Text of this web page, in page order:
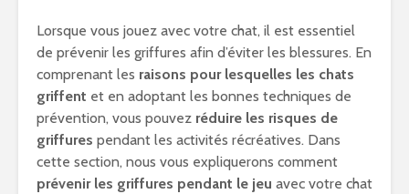
Lorsque vous jouez avec votre chat, il est essentiel
de prévenir les griffures afin d’éviter les blessures. En
comprenant les raisons pour lesquelles les chats
griffent et en adoptant les bonnes techniques de
prévention, vous pouvez réduire les risques de
griffures pendant les activités récréatives. Dans
cette section, nous vous expliquerons comment
prévenir les griffures pendant le jeu avec votre chat